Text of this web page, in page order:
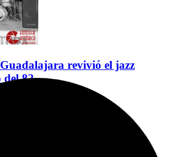
revivió el jazz
del 82